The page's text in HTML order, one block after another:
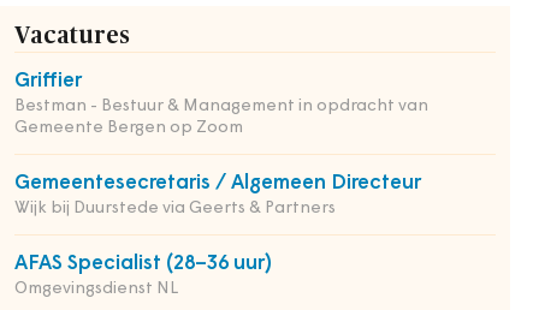
Vacatures
Griffier
Bestman - Bestuur & Management in opdracht van
Gemeente Bergen op Zoom
Gemeentesecretaris / Algemeen Directeur
Wijk bij Duurstede via Geerts & Partners
AFAS Specialist (28–36 uur)
Omgevingsdienst NL